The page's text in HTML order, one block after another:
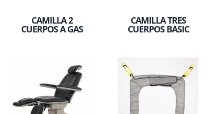
CAMILLA 2
CUERPOS A GAS
CAMILLA TRES
CUERPOS BASIC